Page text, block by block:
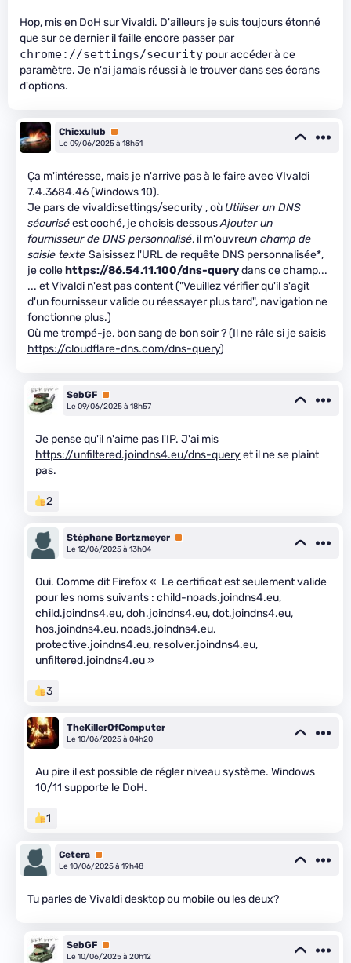
Hop, mis en DoH sur Vivaldi. D'ailleurs je suis toujours étonné
que sur ce dernier il faille encore passer par
chrome://settings/security pour accéder à ce
paramètre. Je n'ai jamais réussi à le trouver dans ses écrans
d'options.
Chicxulub
Premium
Le 09/06/2025 à 18h51
Ça m'intéresse, mais je n'arrive pas à le faire avec VIvaldi
7.4.3684.46 (Windows 10).
Je pars de vivaldi:settings/security , où Utiliser un DNS
sécuriséest coché, je choisis dessousAjouter un
fournisseur de DNS personnalisé, il m'ouvreun champ de
saisie texte Saisissez l'URL de requête DNS personnalisée*,
je collehttps://86.54.11.100/dns-querydans ce champ...
... et Vivaldi n'est pas content ("Veuillez vérifier qu'il s'agit
d'un fournisseur valide ou réessayer plus tard", navigation ne
fonctionne plus.)
Où me trompé-je, bon sang de bon soir ? (Il ne râle si je saisis
https://cloudflare-dns.com/dns-query)
SebGF Premium
Le 09/06/2025 à 18h57
Je pense qu'il n'aime pas l'IP. J'ai mis
https://unfiltered.joindns4.eu/dns-queryet il ne se plaint
pas.
2
Stéphane Bortzmeyer Premium
Le 12/06/2025 à 13h04
Oui. Comme dit Firefox « Le certificat est seulement valide
pour les noms suivants : child-noads.joindns4.eu,
child.joindns4.eu, doh.joindns4.eu, dot.joindns4.eu,
hos.joindns4.eu, noads.joindns4.eu,
protective.joindns4.eu, resolver.joindns4.eu,
unfiltered.joindns4.eu »
3
TheKillerOfComputer
Le 10/06/2025 à 04h20
Au pire il est possible de régler niveau système. Windows
10/11 supporte le DoH.
1
Cetera Premium
Le 10/06/2025 à 19h48
Tu parles de Vivaldi desktop ou mobile ou les deux?
SebGF Premium
Le 10/06/2025 à 20h12